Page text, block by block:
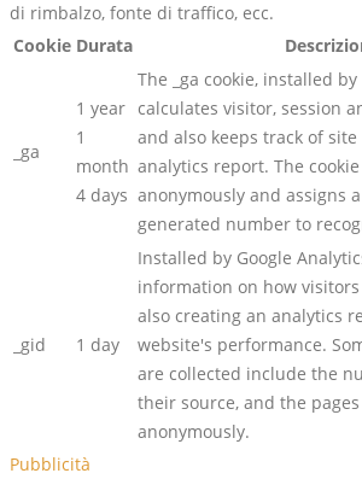
di rimbalzo, fonte di traffico, ecc.
Cookie Durata
_ga
1 year
1
month
4 days
The _ga cookie, installed
calculates visitor, session
and also keeps track of
analytics report. The
anonymously and assigns
generated number to
_gid 1 day
Installed by Google
information on how
also creating an analytics
website's performance.
are collected include the
their source, and the
anonymously.
Pubblicità